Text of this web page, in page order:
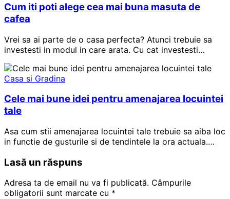
Cum iti poti alege cea mai buna masuta de
cafea
Vrei sa ai parte de o casa perfecta? Atunci trebuie sa
investesti in modul in care arata. Cu cat investesti…
Casa si Gradina
Cele mai bune idei pentru amenajarea locuintei
tale
Asa cum stii amenajarea locuintei tale trebuie sa aiba loc
in functie de gusturile si de tendintele la ora actuala.…
Lasă un răspuns
Adresa ta de email nu va fi publicată. Câmpurile
obligatorii sunt marcate cu *